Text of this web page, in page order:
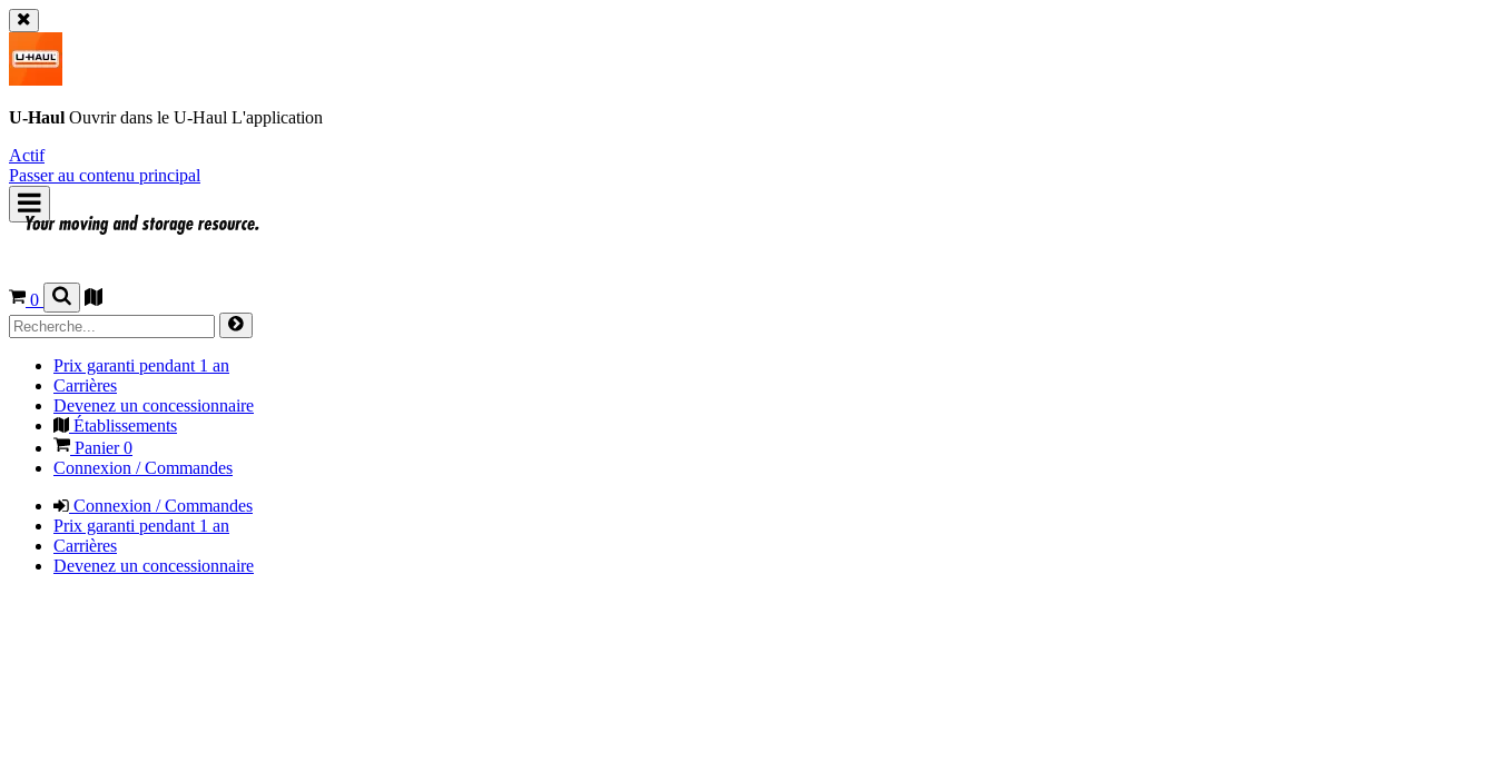
U-Haul Ouvrir dans le U-Haul L'application
Actif
Passer au contenu principal
0
Prix garanti pendant 1 an
Carrières
Devenez un concessionnaire
Établissements
Panier0
Connexion / Commandes
Connexion / Commandes
Prix garanti pendant 1 an
Carrières
Devenez un concessionnaire